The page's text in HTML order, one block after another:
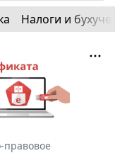
Налоги и